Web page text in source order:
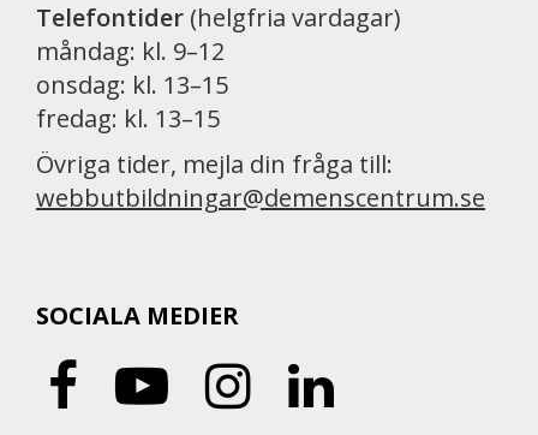
Telefontider (helgfria vardagar)
måndag: kl. 9–12
onsdag: kl. 13–15
fredag: kl. 13–15
Övriga tider, mejla din fråga till:
webbutbildningar@demenscentrum.se
SOCIALA MEDIER